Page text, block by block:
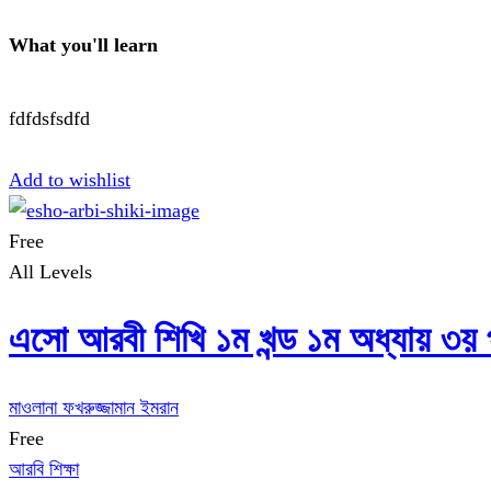
What you'll learn
fdfdsfsdfd
Add to wishlist
Free
All Levels
এসো আরবী শিখি ১ম খন্ড ১ম অধ্যায় ৩য়
মাওলানা ফখরুজ্জামান ইমরান
Free
আরবি শিক্ষা